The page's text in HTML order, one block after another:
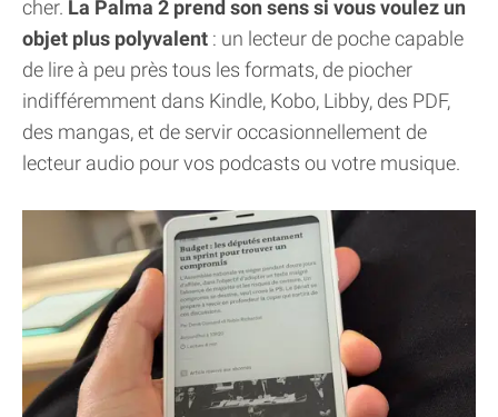
cher. La Palma 2 prend son sens si vous voulez un
objet plus polyvalent : un lecteur de poche capable
de lire à peu près tous les formats, de piocher
indifféremment dans Kindle, Kobo, Libby, des PDF,
des mangas, et de servir occasionnellement de
lecteur audio pour vos podcasts ou votre musique.